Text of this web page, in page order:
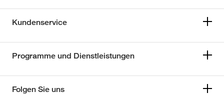
Kundenservice
Programme und Dienstleistungen
Folgen Sie uns